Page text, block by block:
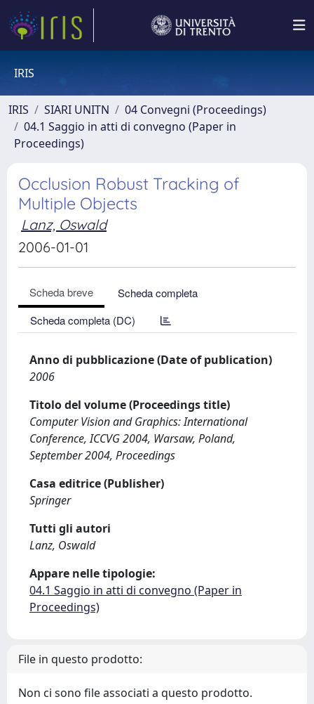
IRIS
IRIS SIARI UNITN
04 Convegni (Proceedings)
04.1 Saggio in atti di convegno (Paper in
Proceedings)
Occlusion Robust Tracking of
Multiple Objects
Lanz, Oswald
2006-01-01
Scheda breve
Scheda completa
Scheda completa (DC)
Anno di pubblicazione (Date of publication)
2006
Titolo del volume (Proceedings title)
Computer Vision and Graphics: International
Conference, ICCVG 2004, Warsaw, Poland,
September 2004, Proceedings
Casa editrice (Publisher)
Springer
Tutti gli autori
Lanz, Oswald
Appare nelle tipologie:
04.1 Saggio in atti di convegno (Paper in
Proceedings)
File in questo prodotto:
Non ci sono file associati a questo prodotto.